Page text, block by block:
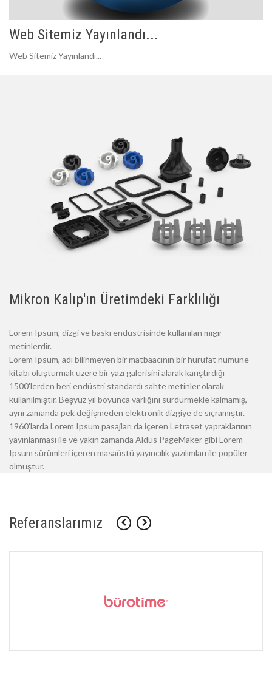
Web Sitemiz Yayınlandı...
Web Sitemiz Yayınlandı...
Mikron Kalıp'ın Üretimdeki Farklılığı
Lorem Ipsum, dizgi ve baskı endüstrisinde kullanılan mıgır
metinlerdir.
Lorem Ipsum, adı bilinmeyen bir matbaacının bir hurufat numune
kitabı oluşturmak üzere bir yazı galerisini alarak karıştırdığı
1500'lerden beri endüstri standardı sahte metinler olarak
kullanılmıştır. Beşyüz yıl boyunca varlığını sürdürmekle kalmamış,
aynı zamanda pek değişmeden elektronik dizgiye de sıçramıştır.
1960'larda Lorem Ipsum pasajları da içeren Letraset yapraklarının
yayınlanması ile ve yakın zamanda Aldus PageMaker gibi Lorem
Ipsum sürümleri içeren masaüstü yayıncılık yazılımları ile popüler
olmuştur.
Referanslarımız